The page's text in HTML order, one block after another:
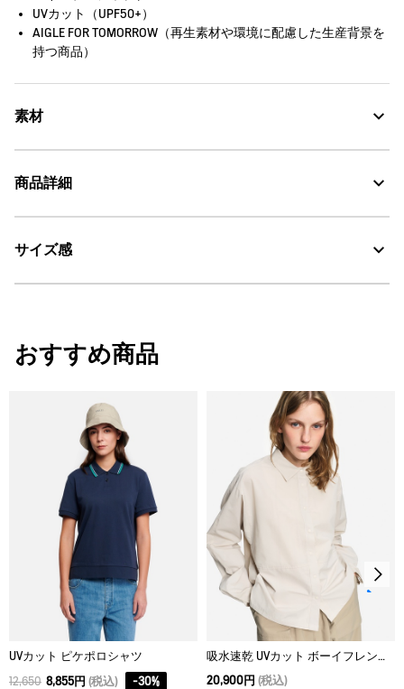
UVカット（UPF50+）
AIGLE FOR TOMORROW（再生素材や環境に配慮した生産背景を
持つ商品）
素材
DFT：吸水・速乾
SOLOTEX®：ソフト・ストレッチ
30℃を限度とし、通常の洗濯処理。
漂白処理はできない。
タンブル乾燥禁止。
脱水後、つり干し乾燥がよい。
アイロン仕上げ処理ができる。底面温度110℃を限度として
スチームなしでアイロン仕上げ。
ドライクリーニング処理ができない。
ウェットクリーニング処理ができる。：通常の処理
商品詳細
・色：アンピール（ネイビー） (003)
サイズ感
サイズ
64.9
67
38 69.1
40
おすすめ商品
UVカット ピケポロシャツ
12,650 8,855円 (税込) -30%
吸水速乾 UVカット ボーイフレンドシャツ
20,900円 (税込)